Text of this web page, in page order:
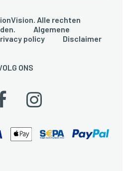
Alle rechten
Algemene
policy Disclaimer
ONS